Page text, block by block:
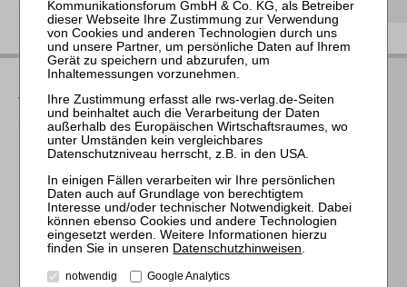
Das bieten Ihnen unsere
Veranstaltungen
Für alle Endgeräte kompatible und browserbasierte
Individuelle Assistenz bis zur Einwahl und Verbindung mit
unserem Online-Seminar
Hochwertige Unterlagen für die Teilnahme, ideal auch zum
späteren Nachschlagen
Erwerb des anerkanntenRWS-Zertifikats
Datenschutzhinweisen
notwendig Google Analytics